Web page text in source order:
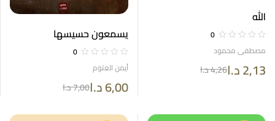
الله
0
مصطفى محمود
4,26د.ا 2,13د.ا
يسمعون حسيسها
0
أيمن العتوم
7,00د.ا 6,00د.ا